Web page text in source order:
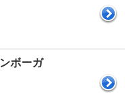
ボーガ